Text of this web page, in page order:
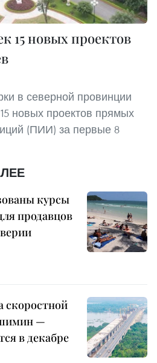
15 новых проектов
в северной провинции
новых проектов прямых
(ПИИ) за первые 8
курсы
продавцов
скоростной
—
в декабре